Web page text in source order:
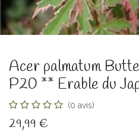
Acer palmatum
P20 ** Erable du
(0 avis)
29,99 €